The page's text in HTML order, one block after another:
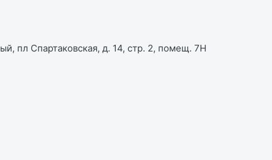
пл Спартаковская, д. 14, стр. 2, помещ. 7Н